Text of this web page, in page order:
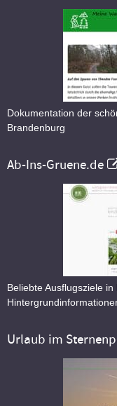
Dokumentation der
Brandenburg
Ab-Ins-Gruene.de
Beliebte Ausflugsziele
Urlaub im